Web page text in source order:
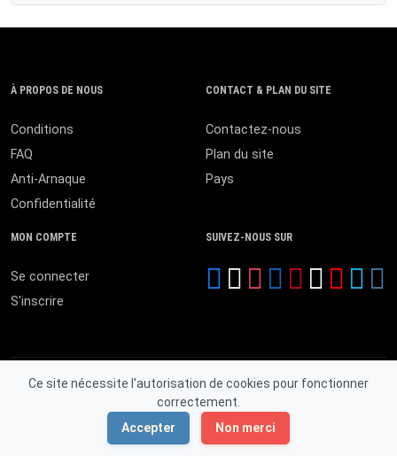
Ce site nécessite l'autorisation de cookies pour fonctionner
correctement.
Accepter
Non merci
À PROPOS DE NOUS
Conditions
FAQ
Anti-Arnaque
Confidentialité
CONTACT & PLAN DU SITE
Contactez-nous
Plan du site
Pays
MON COMPTE
Se connecter
S'inscrire
SUIVEZ-NOUS SUR
© 2026 MALI ANNONCES. Tous droits réservés.